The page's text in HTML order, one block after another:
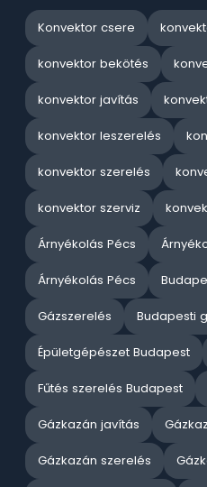
Konvektor csere
konvektor bekötés
konvektor javítás
konvektor leszerelés
konvektor szerelés
konvektor szerviz
Árnyékolás Pécs
Árnyékolás Pécs
Gázszerelés Budapesti
Épületgépészet Budapest
Fűtés szerelés Budapest
Gázkazán javítás
Gázkazán szerelés